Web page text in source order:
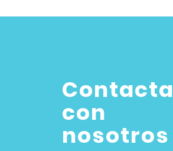
Contacta
con
nosotros